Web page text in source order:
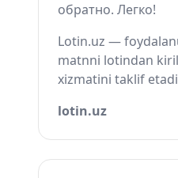
обратно. Легко!
Lotin.uz —
matnni lotindan
xizmatini taklif
lotin.uz